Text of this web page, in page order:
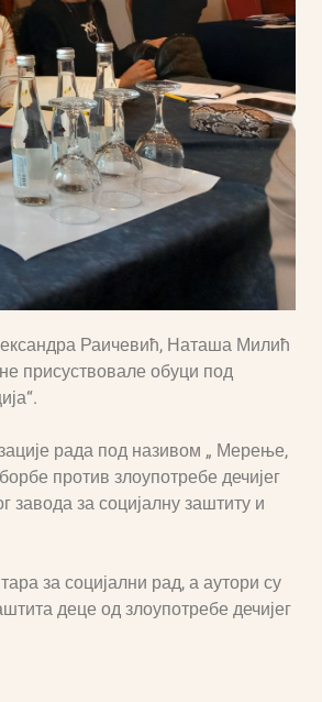
Раичевић, Наташа Милић
присуствовале обуци под
рада под називом „ Мерење,
против злоупотребе дечијег
завода за социјалну заштиту и
за социјални рад, а аутори су
деце од злоупотребе дечијег